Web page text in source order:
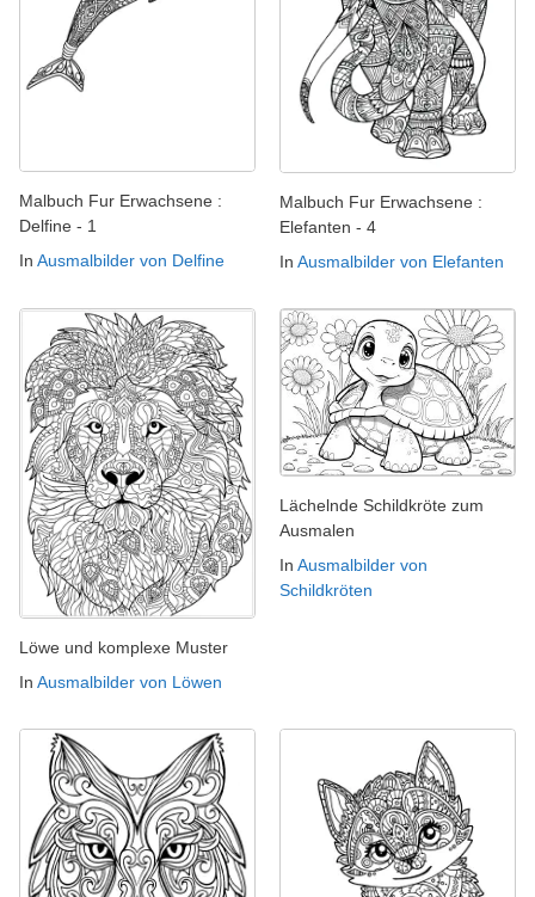
Malbuch Fur Erwachsene :
Delfine - 1
In Ausmalbilder von Delfine
Malbuch Fur Erwachsene :
Elefanten - 4
In Ausmalbilder von Elefanten
Löwe und komplexe Muster
In Ausmalbilder von Löwen
Lächelnde Schildkröte zum
Ausmalen
In Ausmalbilder von
Schildkröten